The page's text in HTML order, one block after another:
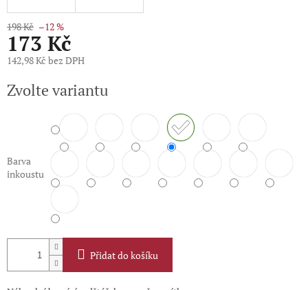
198 Kč –12 %
173 Kč
142,98 Kč bez DPH
cena:
Zvolte variantu
Barva
inkoustu
Přidat do košíku